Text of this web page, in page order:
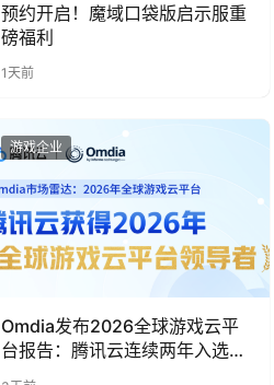
预约开启！魔域口袋版启示服重
磅福利
1天前
游戏企业
Omdia发布2026全球游戏云平
台报告：腾讯云连续两年入选